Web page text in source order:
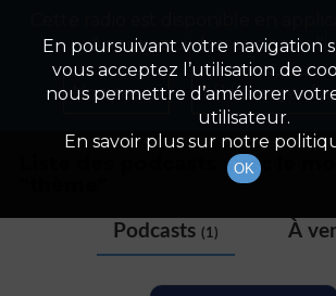
Tag
Liste des podcasts avec le
Podcasts (1) À
En poursuivant votre navigation
vous acceptez l’utilisation de
nous permettre d’améliorer
utilisateur.
En savoir plus sur notre
OK
Appuyez ci-dessous pour
Non merci Télécharger